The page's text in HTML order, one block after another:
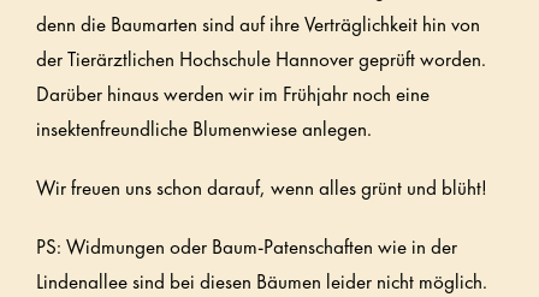
denn die Baumarten sind auf ihre Verträglichkeit hin von
der Tierärztlichen Hochschule Hannover geprüft worden.
Darüber hinaus werden wir im Frühjahr noch eine
insektenfreundliche Blumenwiese anlegen.
Wir freuen uns schon darauf, wenn alles grünt und blüht!
PS: Widmungen oder Baum-Patenschaften wie in der
Lindenallee sind bei diesen Bäumen leider nicht möglich.